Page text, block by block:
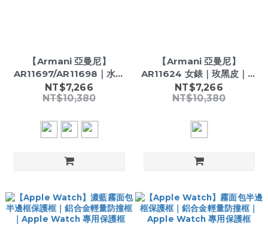
【Armani 亞曼尼】
AR11697/AR11698｜水鬼
款｜太陽能機芯｜夜光指針
｜42mm男錶
NT$7,266
NT$10,380
【Armani 亞曼尼】
AR11624 女錶｜玫黑皮｜日
本機芯｜32mm方形錶殼｜
真皮錶帶
NT$7,266
NT$10,380